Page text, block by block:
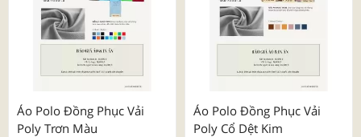
Áo Polo Đồng Phục Vải
Poly Trơn Màu
Áo Polo Đồng Phục Vải
Poly Cổ Dệt Kim